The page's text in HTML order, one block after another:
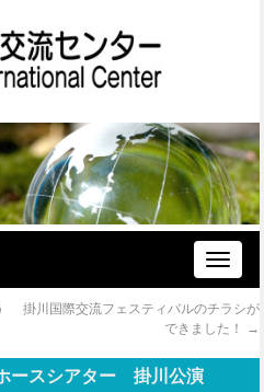
Toggle
掛川国際交流フェスティバルのチラシが
できました！
→
ースシアター 掛川公演